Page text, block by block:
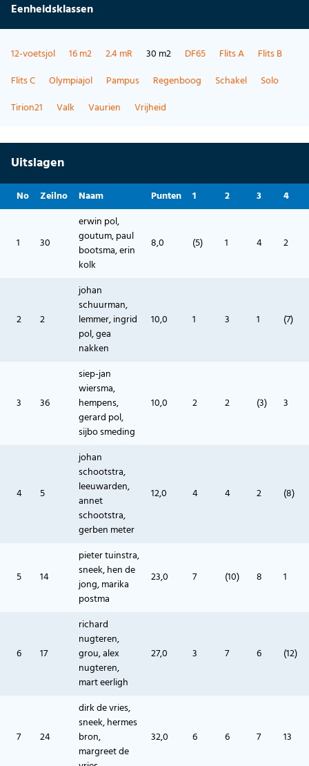
Eenheidsklassen
12-voetsjol 16 m2 2.4 mR 30 m2 DF65 Flits A
Flits B
Flits C
Olympiajol Pampus Regenboog Schakel
Solo
Tirion21
Valk Vaurien Vrijheid
Uitslagen
No Zeilno Naam Punten 1 2 3 4
1 30
erwin pol,
goutum, paul
bootsma, erin
kolk
8,0 (5) 1 4 2
2 2
johan
schuurman,
lemmer, ingrid
pol, gea
nakken
10,0 1 3 1 (7)
3 36
siep-jan
wiersma,
hempens,
gerard pol,
sijbo smeding
10,0 2 2 (3) 3
4 5
johan
schootstra,
leeuwarden,
annet
schootstra,
gerben meter
12,0 4 4 2 (8)
5 14
pieter tuinstra,
sneek, hen de
jong, marika
postma
23,0 7 (10) 8 1
6 17
richard
nugteren,
grou, alex
nugteren,
mart eerligh
27,0 3 7 6 (12)
7 24
dirk de vries,
sneek, hermes
bron,
margreet de
32,0 6 6 7 13